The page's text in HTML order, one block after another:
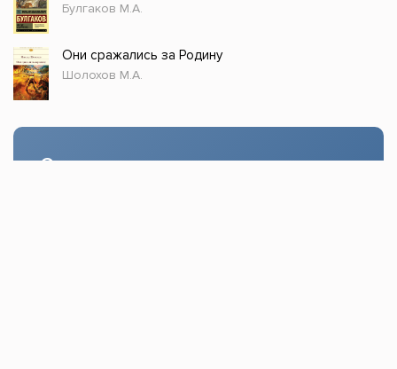
Булгаков М.А.
Они сражались за Родину
Шолохов М.А.
Стол заказов